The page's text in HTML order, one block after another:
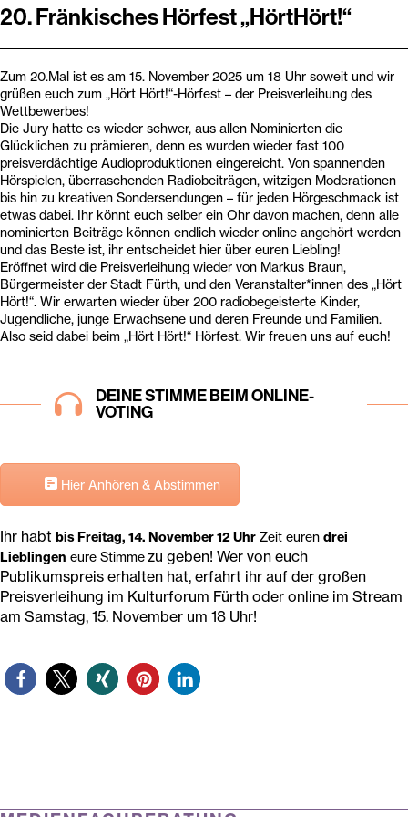
20. Fränkisches Hörfest „HörtHört!“
Zum 20.Mal ist es am 15. November 2025 um 18 Uhr soweit und wir
grüßen euch zum „Hört Hört!“-Hörfest – der Preisverleihung des
Wettbewerbes!
Die Jury hatte es wieder schwer, aus allen Nominierten die
Glücklichen zu prämieren, denn es wurden wieder fast 100
preisverdächtige Audioproduktionen eingereicht. Von spannenden
Hörspielen, überraschenden Radiobeiträgen, witzigen Moderationen
bis hin zu kreativen Sondersendungen – für jeden Hörgeschmack ist
etwas dabei. Ihr könnt euch selber ein Ohr davon machen, denn alle
nominierten Beiträge können endlich wieder online angehört werden
und das Beste ist, ihr entscheidet hier über euren Liebling!
Eröffnet wird die Preisverleihung wieder von Markus Braun,
Bürgermeister der Stadt Fürth, und den Veranstalter*innen des „Hört
Hört!“. Wir erwarten wieder über 200 radiobegeisterte Kinder,
Jugendliche, junge Erwachsene und deren Freunde und Familien.
Also seid dabei beim „Hört Hört!“ Hörfest. Wir freuen uns auf euch!
DEINE STIMME BEIM ONLINE-
VOTING
Hier Anhören & Abstimmen
Ihr habt bis Freitag, 14. November 12 Uhr Zeit euren drei
Lieblingen eure Stimmezu geben! Wer von euch
Publikumspreis erhalten hat, erfahrt ihr auf der großen
Preisverleihung im Kulturforum Fürth oder online im Stream
am Samstag, 15. November um 18 Uhr!